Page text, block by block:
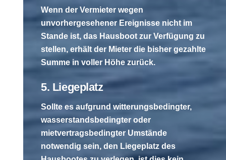
Wenn der Vermieter wegen
unvorhergesehener Ereignisse nicht im
Stande ist, das Hausboot zur Verfügung zu
stellen, erhält der Mieter die bisher gezahlte
Summe in voller Höhe zurück.
5. Liegeplatz
Sollte es aufgrund witterungsbedingter,
wasserstandsbedingter oder
mietvertragsbedingter Umstände
notwendig sein, den Liegeplatz des